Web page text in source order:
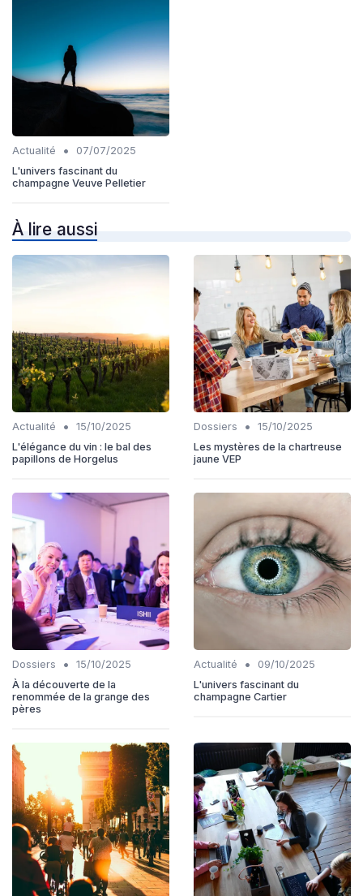
Actualité •
07/07/2025
L'univers fascinant du
champagne Veuve Pelletier
À lire aussi
Actualité •
15/10/2025
L'élégance du vin : le bal des
papillons de Horgelus
Dossiers •
15/10/2025
Les mystères de la chartreuse
jaune VEP
Dossiers •
15/10/2025
À la découverte de la
renommée de la grange des
pères
Actualité •
09/10/2025
L'univers fascinant du
champagne Cartier